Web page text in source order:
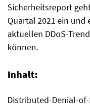
Sicherheitsreport
Quartal 2021 ein
aktuellen DDoS-
können.
Inhalt:
Distributed-Denial-of-